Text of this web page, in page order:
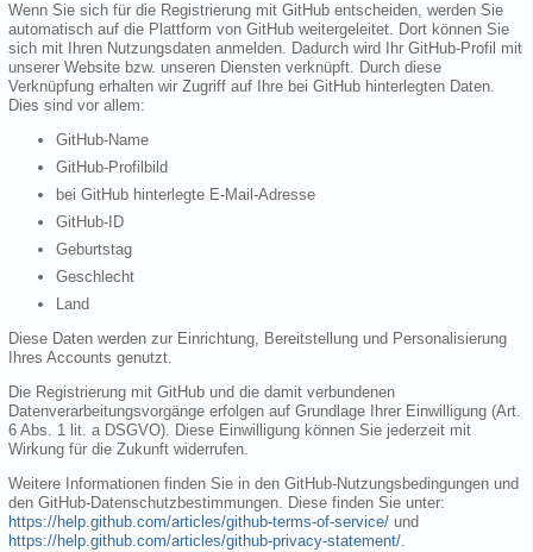
Wenn Sie sich für die Registrierung mit GitHub entscheiden, werden Sie
automatisch auf die Plattform von GitHub weitergeleitet. Dort können Sie
sich mit Ihren Nutzungsdaten anmelden. Dadurch wird Ihr GitHub-Profil mit
unserer Website bzw. unseren Diensten verknüpft. Durch diese
Verknüpfung erhalten wir Zugriff auf Ihre bei GitHub hinterlegten Daten.
Dies sind vor allem:
GitHub-Name
GitHub-Profilbild
bei GitHub hinterlegte E-Mail-Adresse
GitHub-ID
Geburtstag
Geschlecht
Land
Diese Daten werden zur Einrichtung, Bereitstellung und Personalisierung
Ihres Accounts genutzt.
Die Registrierung mit GitHub und die damit verbundenen
Datenverarbeitungsvorgänge erfolgen auf Grundlage Ihrer Einwilligung (Art.
6 Abs. 1 lit. a DSGVO). Diese Einwilligung können Sie jederzeit mit
Wirkung für die Zukunft widerrufen.
Weitere Informationen finden Sie in den GitHub-Nutzungsbedingungen und
den GitHub-Datenschutzbestimmungen. Diese finden Sie unter:
https://help.github.com/articles/github-terms-of-service/ und
https://help.github.com/articles/github-privacy-statement/.